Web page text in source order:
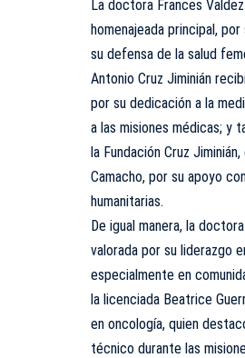
La doctora Frances
homenajeada principal,
su defensa de la salud
Antonio Cruz Jiminián
por su dedicación a la
a las misiones médicas; y
la Fundación Cruz
Camacho, por su apoyo
humanitarias.
De igual manera, la
valorada por su liderazgo
especialmente en
la licenciada Beatrice
en oncología, quien
técnico durante las